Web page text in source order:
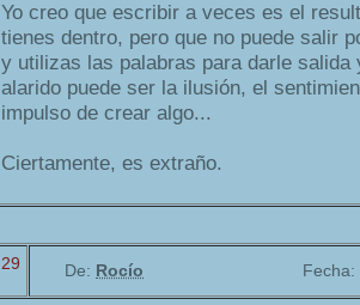
Yo creo que escribir a veces es el
tienes dentro, pero que no puede salir
y utilizas las palabras para darle salida
alarido puede ser la ilusión, el
impulso de crear algo...
Ciertamente, es extraño.
29 De: Rocío Fecha: